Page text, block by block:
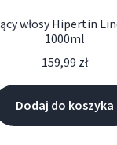
włosy Hipertin
1000ml
159,99 zł
Dodaj do koszyka